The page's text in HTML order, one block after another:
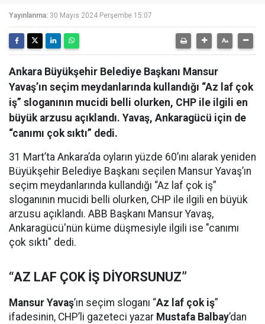
Yayınlanma: 30 Mayıs 2024 Perşembe 15:07
Ankara Büyükşehir Belediye Başkanı Mansur
Yavaş’ın seçim meydanlarında kullandığı “Az laf çok
iş” sloganının mucidi belli olurken, CHP ile ilgili en
büyük arzusu açıklandı. Yavaş, Ankaragücü için de
“canımı çok sıktı” dedi.
31 Mart’ta Ankara’da oyların yüzde 60’ını alarak yeniden
Büyükşehir Belediye Başkanı seçilen Mansur Yavaş’ın
seçim meydanlarında kullandığı “Az laf çok iş”
sloganının mucidi belli olurken, CHP ile ilgili en büyük
arzusu açıklandı. ABB Başkanı Mansur Yavaş,
Ankaragücü'nün küme düşmesiyle ilgili ise "canımı
çok sıktı" dedi.
“AZ LAF ÇOK İŞ DİYORSUNUZ”
Mansur Yavaş’ın seçim sloganı “Az laf çok iş”
ifadesinin, CHP’li gazeteci yazar Mustafa Balbay’dan